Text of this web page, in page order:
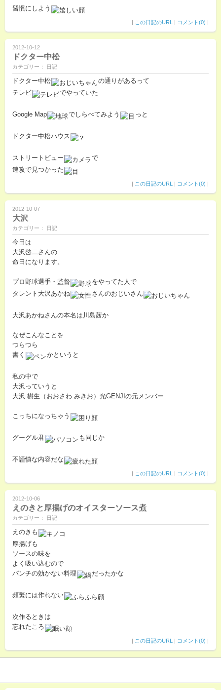
習慣にしよう
| この日記のURL | コメント(0) |
2012-10-12
ドクター中松
カテゴリー： 日記
ドクター中松
の通りがあるって
テレビ
でやっていた
Google Map でしらべてみよう っと
ドクター中松ハウス
ストリートビュー
で
速攻で見つかった
| この日記のURL | コメント(0) |
2012-10-07
大沢
カテゴリー： 日記
今日は
大沢啓二さんの
命日になります。
プロ野球選手・監督
をやってた人で
タレント大沢あかね
さんのおじいさん
大沢あかねさんの本名は川島茜か
なぜこんなことを
つらつら
書く
かというと
私の中で
大沢っていうと
大沢 樹生（おおさわ みきお）光GENJIの元メンバー
こっちになっちゃう
グーグル君 も同じか
不謹慎な内容だな
| この日記のURL | コメント(0) |
2012-10-06
えのきと厚揚げのオイスターソース煮
カテゴリー： 日記
えのきも
厚揚げも
ソースの味を
よく吸い込むので
パンチの効かない料理
だったかな
頻繁には作れない
次作るときは
忘れたころ
| この日記のURL | コメント(0) |